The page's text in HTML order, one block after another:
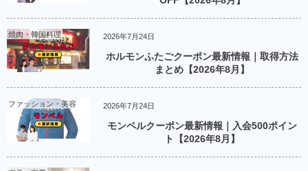
焼肉・韓国料理 2026年7月24日
ホルモンふたごクーポン最新情報｜取得方法
まとめ【2026年8月】
ファッション・美容 2026年7月24日
モンベルクーポン最新情報｜入会500ポイン
ト【2026年8月】